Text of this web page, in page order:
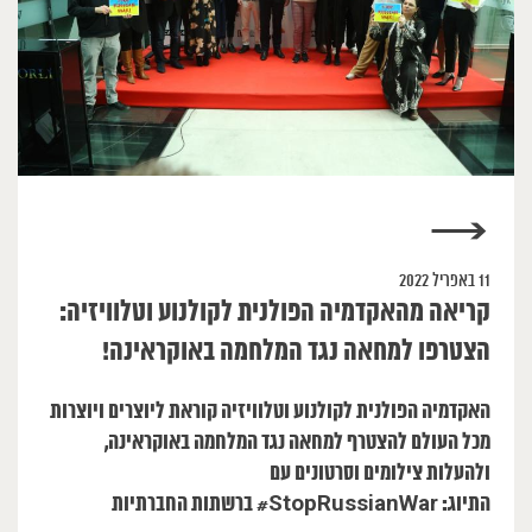
→
11 באפריל 2022
קריאה מהאקדמיה הפולנית לקולנוע וטלוויזיה:
הצטרפו למחאה נגד המלחמה באוקראינה!
האקדמיה הפולנית לקולנוע וטלוויזיה קוראת ליוצרים ויוצרות
מכל העולם להצטרף למחאה נגד המלחמה באוקראינה,
ולהעלות צילומים וסרטונים עם
התיוג:StopRussianWar# ברשתות החברתיות